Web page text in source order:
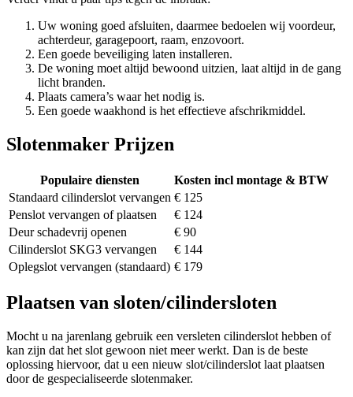
Uw woning goed afsluiten, daarmee bedoelen wij voordeur,
achterdeur, garagepoort, raam, enzovoort.
Een goede beveiliging laten installeren.
De woning moet altijd bewoond uitzien, laat altijd in de gang
licht branden.
Plaats camera’s waar het nodig is.
Een goede waakhond is het effectieve afschrikmiddel.
Slotenmaker Prijzen
Populaire diensten
Kosten incl montage & BTW
Standaard cilinderslot vervangen € 125
Penslot vervangen of plaatsen
€ 124
Deur schadevrij openen
€ 90
Cilinderslot SKG3 vervangen
€ 144
Oplegslot vervangen (standaard) € 179
Plaatsen van sloten/cilindersloten
Mocht u na jarenlang gebruik een versleten cilinderslot hebben of
kan zijn dat het slot gewoon niet meer werkt. Dan is de beste
oplossing hiervoor, dat u een nieuw slot/cilinderslot laat plaatsen
door de gespecialiseerde slotenmaker.